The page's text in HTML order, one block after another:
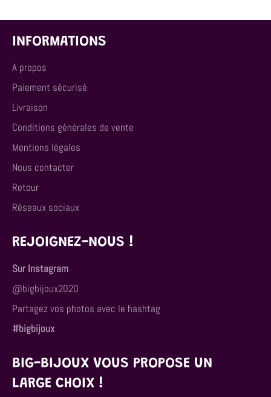
INFORMATIONS
A propos
Paiement sécurisé
Livraison
Conditions générales de vente
Mentions légales
Nous contacter
Retour
Réseaux sociaux
REJOIGNEZ-NOUS !
Sur Instagram
@bigbijoux2020
Partagez vos photos avec le hashtag
#bigbijoux
BIG-BIJOUX VOUS PROPOSE UN
LARGE CHOIX !